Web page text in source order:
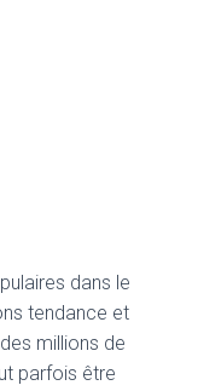
dans le
tendance et
millions de
parfois être